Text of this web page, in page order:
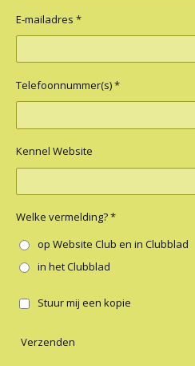
E-mailadres *
Telefoonnummer(s) *
Kennel Website
Welke vermelding? *
op Website Club en in Clubblad
in het Clubblad
Stuur mij een kopie
Verzenden